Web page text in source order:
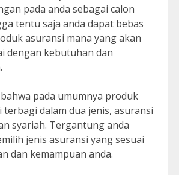
pada anda sebagai calon
tentu saja anda dapat bebas
asuransi mana yang akan
dengan kebutuhan dan
pada umumnya produk
dalam dua jenis, asuransi
syariah. Tergantung anda
jenis asuransi yang sesuai
dan kemampuan anda.